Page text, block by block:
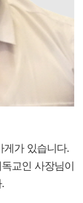
게가 있습니다.
교인 사장님이